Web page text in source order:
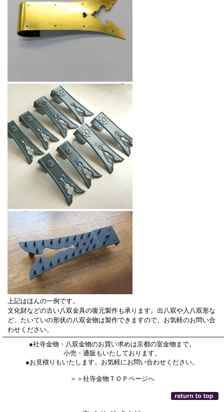
上記はほんの一例です。
文化財などの古い八双金具の復元製作も承ります。出八双や入八双形な
ど、たいていの形状の八双金物は製作できますので、お気軽のお問い合
わせください。
●社寺金物・八双金物のお買い求めは京都の室金物まで。
小売・通販もいたしております。
●お見積りもいたします。お気軽にお問い合わせください。
＞＞社寺金物ＴＯＰページへ